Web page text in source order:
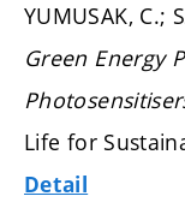
YUMUSAK, C.;
Green Energy
Life for
Detail